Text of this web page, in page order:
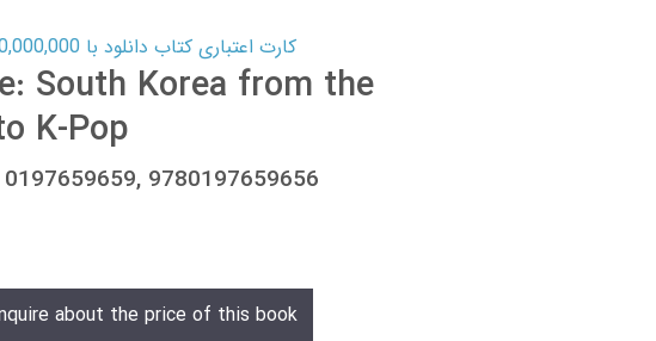
کارت اعتباری کتاب دانلود با 10,000,000 اعتبار دانلود کتاب! کلیک کنید
South Korea from the
K-Pop
9780197659656
about the price of this book